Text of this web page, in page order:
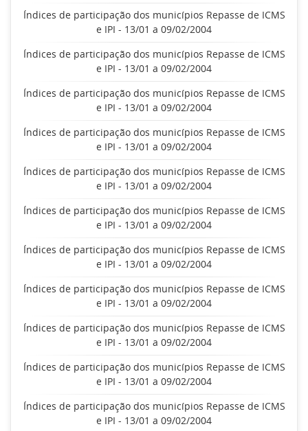
Índices de participação dos municípios Repasse de ICMS
e IPI - 13/01 a 09/02/2004
Índices de participação dos municípios Repasse de ICMS
e IPI - 13/01 a 09/02/2004
Índices de participação dos municípios Repasse de ICMS
e IPI - 13/01 a 09/02/2004
Índices de participação dos municípios Repasse de ICMS
e IPI - 13/01 a 09/02/2004
Índices de participação dos municípios Repasse de ICMS
e IPI - 13/01 a 09/02/2004
Índices de participação dos municípios Repasse de ICMS
e IPI - 13/01 a 09/02/2004
Índices de participação dos municípios Repasse de ICMS
e IPI - 13/01 a 09/02/2004
Índices de participação dos municípios Repasse de ICMS
e IPI - 13/01 a 09/02/2004
Índices de participação dos municípios Repasse de ICMS
e IPI - 13/01 a 09/02/2004
Índices de participação dos municípios Repasse de ICMS
e IPI - 13/01 a 09/02/2004
Índices de participação dos municípios Repasse de ICMS
e IPI - 13/01 a 09/02/2004